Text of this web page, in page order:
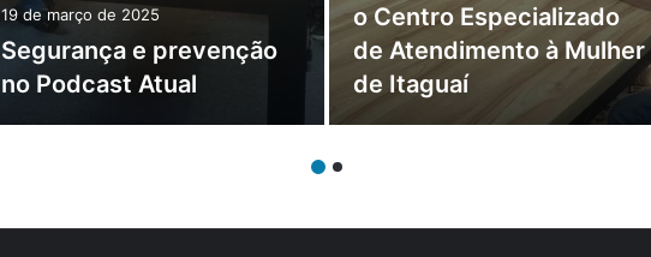
19 de março de 2025
Segurança e prevenção
no Podcast Atual
o Centro Especializado
de Atendimento à Mulher
de Itaguaí